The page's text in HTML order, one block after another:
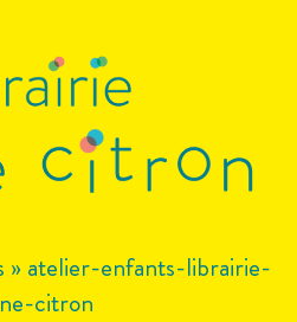
» atelier-enfants-librairie-
citron